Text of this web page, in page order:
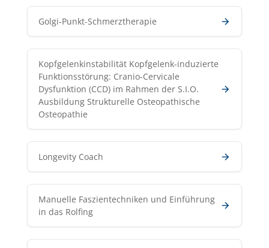
Golgi-Punkt-Schmerztherapie
Kopfgelenkinstabilität Kopfgelenk-induzierte
Funktionsstörung: Cranio-Cervicale
Dysfunktion (CCD) im Rahmen der S.I.O.
Ausbildung Strukturelle Osteopathische
Osteopathie
Longevity Coach
Manuelle Faszientechniken und Einführung
in das Rolfing